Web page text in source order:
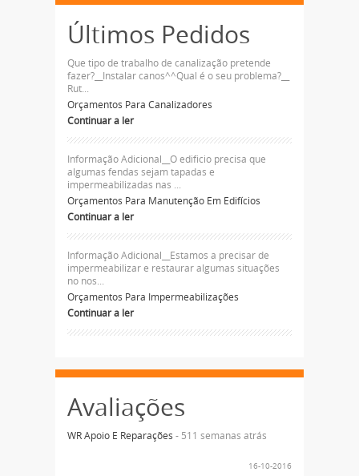
Últimos Pedidos
Que tipo de trabalho de canalização pretende
fazer?__Instalar canos^^Qual é o seu problema?__
Rut...
Orçamentos Para Canalizadores
Continuar a ler
Informação Adicional__O edificio precisa que
algumas fendas sejam tapadas e
impermeabilizadas nas ...
Orçamentos Para Manutenção Em Edifícios
Continuar a ler
Informação Adicional__Estamos a precisar de
impermeabilizar e restaurar algumas situações
no nos...
Orçamentos Para Impermeabilizações
Continuar a ler
Avaliações
WR Apoio E Reparações - 511 semanas atrás
16-10-2016